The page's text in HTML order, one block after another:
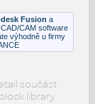
Fusion a
CAM software
výhodně u firmy
součást
library